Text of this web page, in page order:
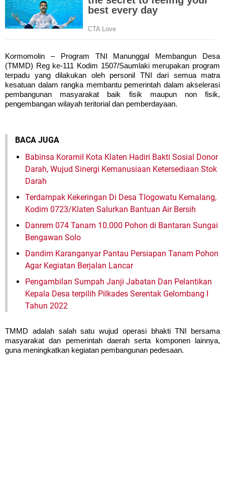
Kormomolin – Program TNI Manunggal Membangun Desa
(TMMD) Reg ke-111 Kodim 1507/Saumlaki merupakan program
terpadu yang dilakukan oleh personil TNI dari semua matra
kesatuan dalam rangka membantu pemerintah dalam akselerasi
pembangunan masyarakat baik fisik maupun non fisik,
pengembangan wilayah teritorial dan pemberdayaan.
BACA JUGA
Babinsa Koramil Kota Klaten Hadiri Bakti Sosial Donor
Darah, Wujud Sinergi Kemanusiaan Ketersediaan Stok
Darah
Terdampak Kekeringan Di Desa Tlogowatu Kemalang,
Kodim 0723/Klaten Salurkan Bantuan Air Bersih
Danrem 074 Tanam 10.000 Pohon di Bantaran Sungai
Bengawan Solo
Dandim Karanganyar Pantau Persiapan Tanam Pohon
Agar Kegiatan Berjalan Lancar
Pengambilan Sumpah Janji Jabatan Dan Pelantikan
Kepala Desa terpilih Pilkades Serentak Gelombang I
Tahun 2022
TMMD adalah salah satu wujud operasi bhakti TNl bersama
masyarakat dan pemerintah daerah serta komponen lainnya,
guna meningkatkan kegiatan pembangunan pedesaan.